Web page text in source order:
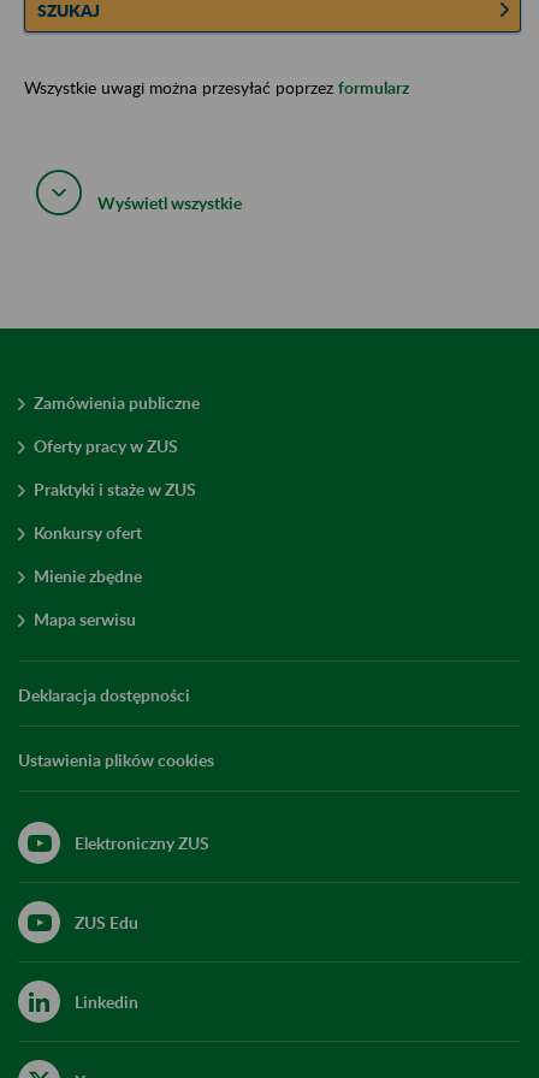
SZUKAJ
Wszystkie uwagi można przesyłać poprzez formularz
Wyświetl wszystkie
Zamówienia publiczne
Oferty pracy w ZUS
Praktyki i staże w ZUS
Konkursy ofert
Mienie zbędne
Mapa serwisu
Deklaracja dostępności
Ustawienia plików cookies
Elektroniczny ZUS
ZUS Edu
Linkedin